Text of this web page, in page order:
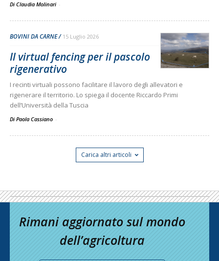
Di Claudia Molinari -
BOVINI DA CARNE 15 Luglio 2026
Il virtual fencing per il pascolo
rigenerativo
I recinti virtuali possono facilitare il lavoro degli allevatori e
rigenerare il territorio. Lo spiega il docente Riccardo Primi
dell’Università della Tuscia
Di Paola Cassiano -
Carica altri articoli
Rimani aggiornato sul mondo
dell’agricoltura